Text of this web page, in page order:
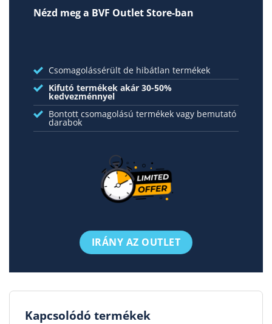
Nézd meg a BVF Outlet Store-ban
Csomagolássérült de hibátlan termékek
Kifutó termékek akár 30-50%
kedvezménnyel
Bontott csomagolású termékek vagy bemutató
darabok
IRÁNY AZ OUTLET
Kapcsolódó termékek